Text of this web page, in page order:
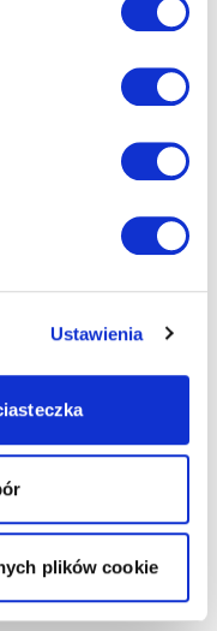
Ustawienia
plików cookie